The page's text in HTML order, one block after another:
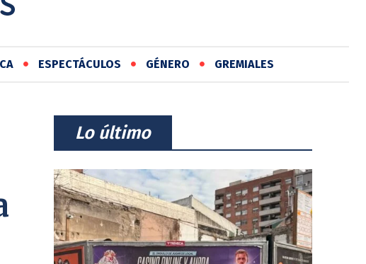
ESPECTÁCULOS GÉNERO GREMIALES
⠀Lo último⠀